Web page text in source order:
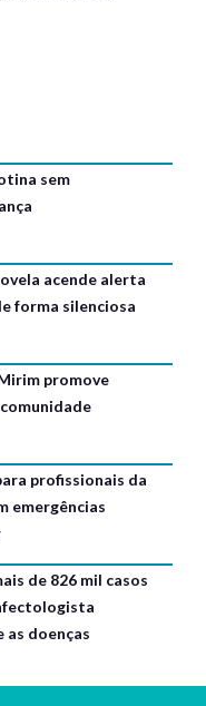
sem
acende alerta
forma silenciosa
promove
profissionais da
emergências
de 826 mil casos
as doenças